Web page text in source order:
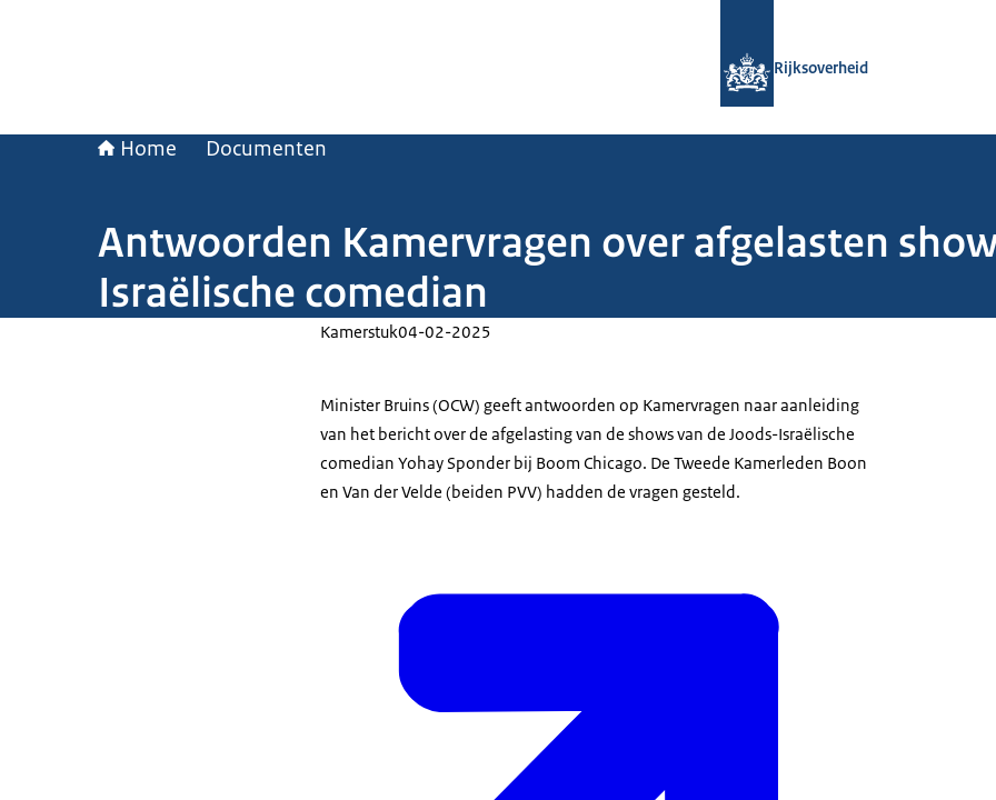
Rijksoverheid
Home Documenten
Antwoorden Kamervragen over afgelasten
Israëlische comedian
Kamerstuk04-02-2025
Minister Bruins (OCW) geeft antwoorden op Kamervragen naar aanleiding
van het bericht over de afgelasting van de shows van de Joods-Israëlische
comedian Yohay Sponder bij Boom Chicago. De Tweede Kamerleden Boon
en Van der Velde (beiden PVV) hadden de vragen gesteld.